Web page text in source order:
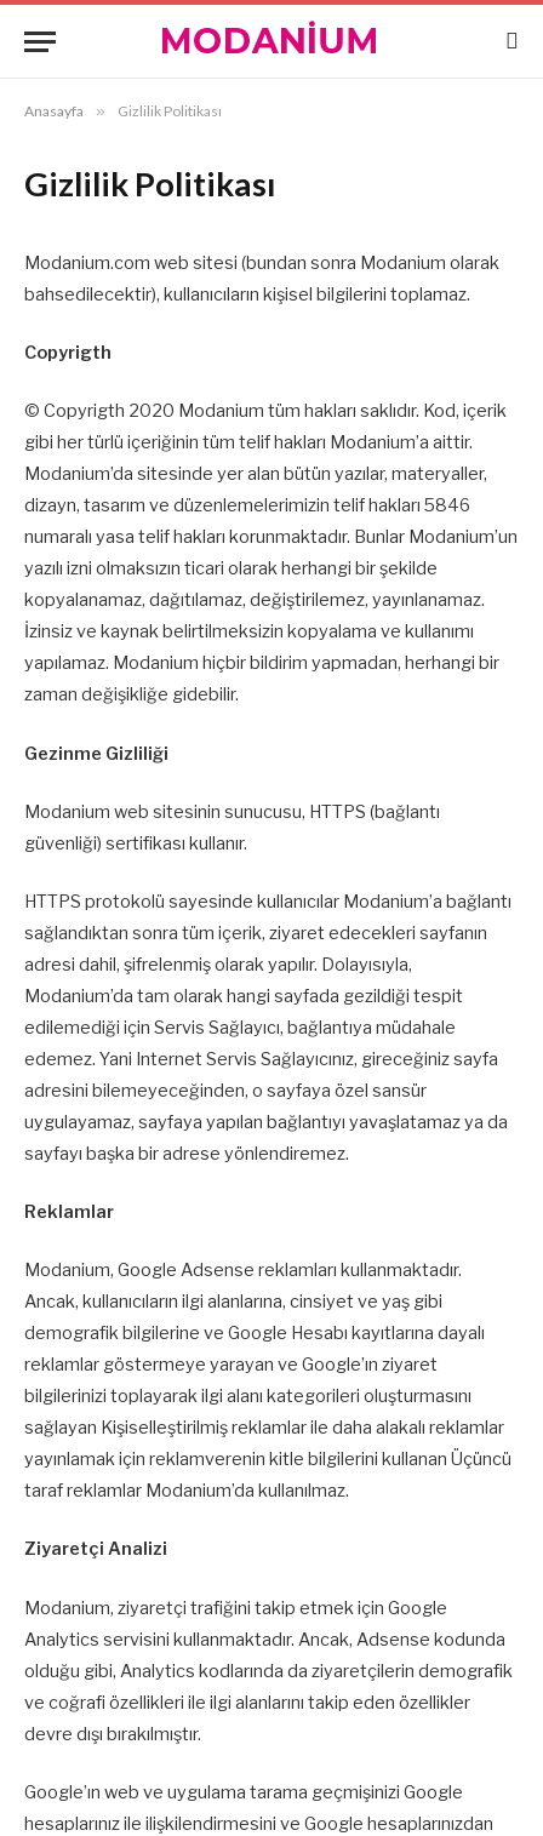
Anasayfa » Gizlilik Politikası
Gizlilik Politikası
Modanium.com web sitesi (bundan sonra Modanium olarak
bahsedilecektir), kullanıcıların kişisel bilgilerini toplamaz.
Copyrigth
© Copyrigth 2020 Modanium tüm hakları saklıdır. Kod, içerik
gibi her türlü içeriğinin tüm telif hakları Modanium’a aittir.
Modanium’da sitesinde yer alan bütün yazılar, materyaller,
dizayn, tasarım ve düzenlemelerimizin telif hakları 5846
numaralı yasa telif hakları korunmaktadır. Bunlar Modanium’un
yazılı izni olmaksızın ticari olarak herhangi bir şekilde
kopyalanamaz, dağıtılamaz, değiştirilemez, yayınlanamaz.
İzinsiz ve kaynak belirtilmeksizin kopyalama ve kullanımı
yapılamaz. Modanium hiçbir bildirim yapmadan, herhangi bir
zaman değişikliğe gidebilir.
Gezinme Gizliliği
Modanium web sitesinin sunucusu, HTTPS (bağlantı
güvenliği) sertifikası kullanır.
HTTPS protokolü sayesinde kullanıcılar Modanium’a bağlantı
sağlandıktan sonra tüm içerik, ziyaret edecekleri sayfanın
adresi dahil, şifrelenmiş olarak yapılır. Dolayısıyla,
Modanium’da tam olarak hangi sayfada gezildiği tespit
edilemediği için Servis Sağlayıcı, bağlantıya müdahale
edemez. Yani Internet Servis Sağlayıcınız, gireceğiniz sayfa
adresini bilemeyeceğinden, o sayfaya özel sansür
uygulayamaz, sayfaya yapılan bağlantıyı yavaşlatamaz ya da
sayfayı başka bir adrese yönlendiremez.
Reklamlar
Modanium, Google Adsense reklamları kullanmaktadır.
Ancak, kullanıcıların ilgi alanlarına, cinsiyet ve yaş gibi
demografik bilgilerine ve Google Hesabı kayıtlarına dayalı
reklamlar göstermeye yarayan ve Google’ın ziyaret
bilgilerinizi toplayarak ilgi alanı kategorileri oluşturmasını
sağlayan Kişiselleştirilmiş reklamlar ile daha alakalı reklamlar
yayınlamak için reklamverenin kitle bilgilerini kullanan Üçüncü
taraf reklamlar Modanium’da kullanılmaz.
Ziyaretçi Analizi
Modanium, ziyaretçi trafiğini takip etmek için Google
Analytics servisini kullanmaktadır. Ancak, Adsense kodunda
olduğu gibi, Analytics kodlarında da ziyaretçilerin demografik
ve coğrafi özellikleri ile ilgi alanlarını takip eden özellikler
devre dışı bırakılmıştır.
Google’ın web ve uygulama tarama geçmişinizi Google
hesaplarınız ile ilişkilendirmesini ve Google hesaplarınızdan